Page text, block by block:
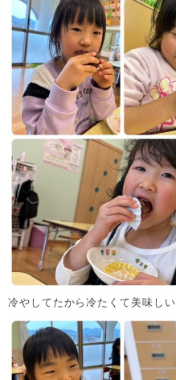
冷やしてたから冷たくて美味しい